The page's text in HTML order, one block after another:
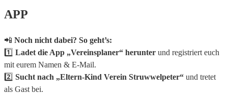
APP
📲 Noch nicht dabei? So geht’s:
1️⃣ Ladet die App „Vereinsplaner“ herunter und registriert euch
mit eurem Namen & E-Mail.
2️⃣ Sucht nach „Eltern-Kind Verein Struwwelpeter“ und tretet
als Gast bei.